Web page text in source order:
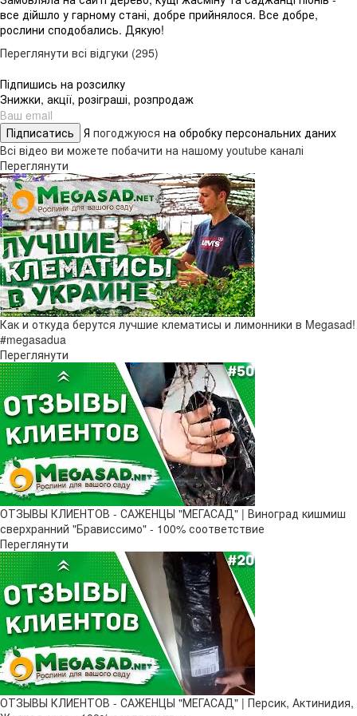
все дійшло у гарному стані, добре прийнялося. Все добре,
рослини сподобались. Дякую!
Переглянути всі відгуки (295)
Підпишись на розсилку
Знижки, акції, розіграші, розпродаж
Підписатись Я погоджуюся на обробку персональних даних
Всі відео ви можете побачити на нашому youtube каналі
Переглянути
Как и откуда берутся лучшие клематисы и лимонники в Megasad!
#megasadua
Переглянути
ОТЗЫВЫ КЛИЕНТОВ - САЖЕНЦЫ "МЕГАСАД" | Виноград кишмиш
сверхранний "Брависсимо" - 100% соответствие
Переглянути
ОТЗЫВЫ КЛИЕНТОВ - САЖЕНЦЫ "МЕГАСАД" | Персик, Актинидия,